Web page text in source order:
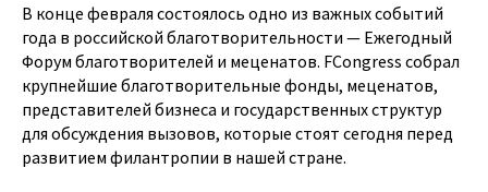
В конце февраля состоялось одно из важных событий
года в российской благотворительности — Ежегодный
Форум благотворителей и меценатов. FCongress собрал
крупнейшие благотворительные фонды, меценатов,
представителей бизнеса и государственных структур
для обсуждения вызовов, которые стоят сегодня перед
развитием филантропии в нашей стране.